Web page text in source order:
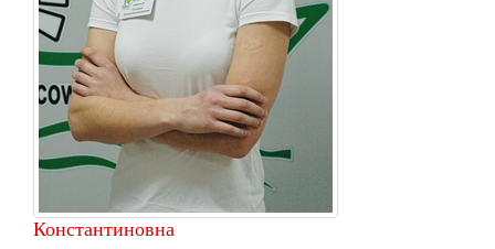
Константиновна